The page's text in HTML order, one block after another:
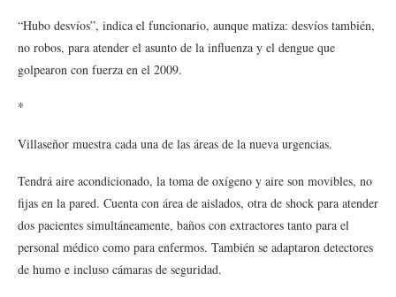
“Hubo desvíos”, indica el funcionario, aunque matiza: desvíos también,
no robos, para atender el asunto de la influenza y el dengue que
golpearon con fuerza en el 2009.
*
Villaseñor muestra cada una de las áreas de la nueva urgencias.
Tendrá aire acondicionado, la toma de oxígeno y aire son movibles, no
fijas en la pared. Cuenta con área de aislados, otra de shock para atender
dos pacientes simultáneamente, baños con extractores tanto para el
personal médico como para enfermos. También se adaptaron detectores
de humo e incluso cámaras de seguridad.